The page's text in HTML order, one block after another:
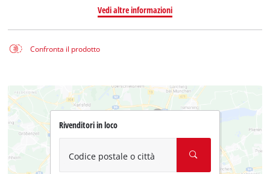
Vedi altre informazioni
Confronta il prodotto
Rivenditori in loco
Codice postale o città